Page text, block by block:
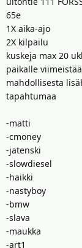
a
j
a
65e
1X aika-ajo
2X kilpailu
kuskeja max 20
paikalle
mahdollisesta
tapahtumaa
-matti
-cmoney
-jatenski
-slowdiesel
-haikki
-nastyboy
-bmw
-slava
-maukka
-art1